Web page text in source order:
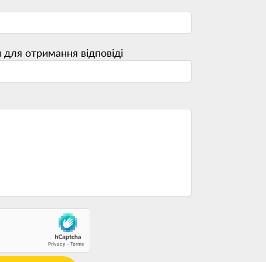
отримання відповіді